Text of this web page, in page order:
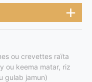
ou crevettes raïta
ou keema matar, riz
gulab jamun)